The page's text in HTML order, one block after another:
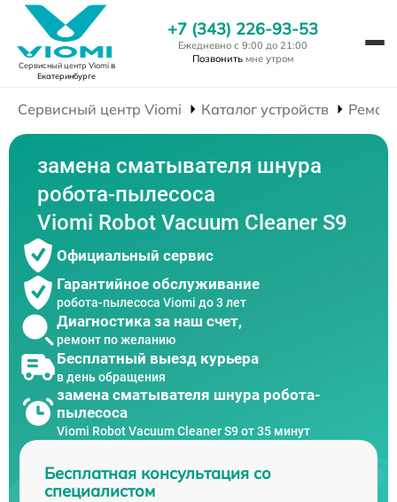
Сервисный центр Viomiв
Екатеринбурге
+7 (343) 226-93-53
Ежедневно с 9:00 до 21:00
Позвонить мне утром
Сервисный центр Viomi Каталог устройств
замена сматывателя шнура
робота-пылесоса
Viomi Robot Vacuum Cleaner S9
Официальный сервис
Гарантийное обслуживание
робота-пылесоса Viomi до 3 лет
Диагностика за наш счет,
ремонт по желанию
Бесплатный выезд курьера
в день обращения
замена сматывателя шнура робота-
пылесоса
Viomi Robot Vacuum Cleaner S9 от 35 минут
Бесплатная консультация со
специалистом